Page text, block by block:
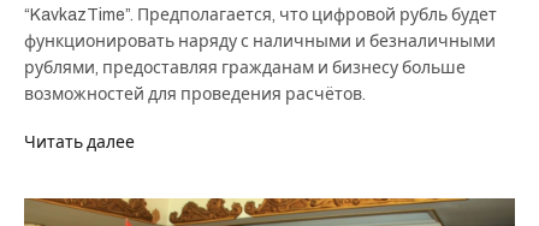
“KavkazTime”. Предполагается, что цифровой рубль будет
функционировать наряду с наличными и безналичными
рублями, предоставляя гражданам и бизнесу больше
возможностей для проведения расчётов.
Читать далее